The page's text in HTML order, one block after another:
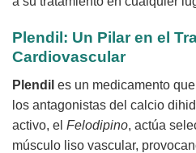
Plendil : Un Pilar en el
Cardiovascular
Plendil es un medicamento
los antagonistas del calcio
activo, el Felodipino, actúa
músculo liso vascular,